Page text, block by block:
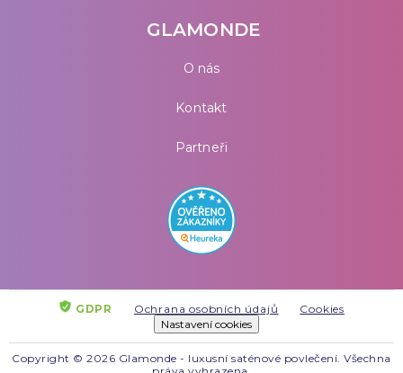
GLAMONDE
O nás
Kontakt
Partneři
GDPR Ochrana osobních údajů
Cookies
Nastavení cookies
Copyright © 2026 Glamonde - luxusní saténové povlečení. Všechna